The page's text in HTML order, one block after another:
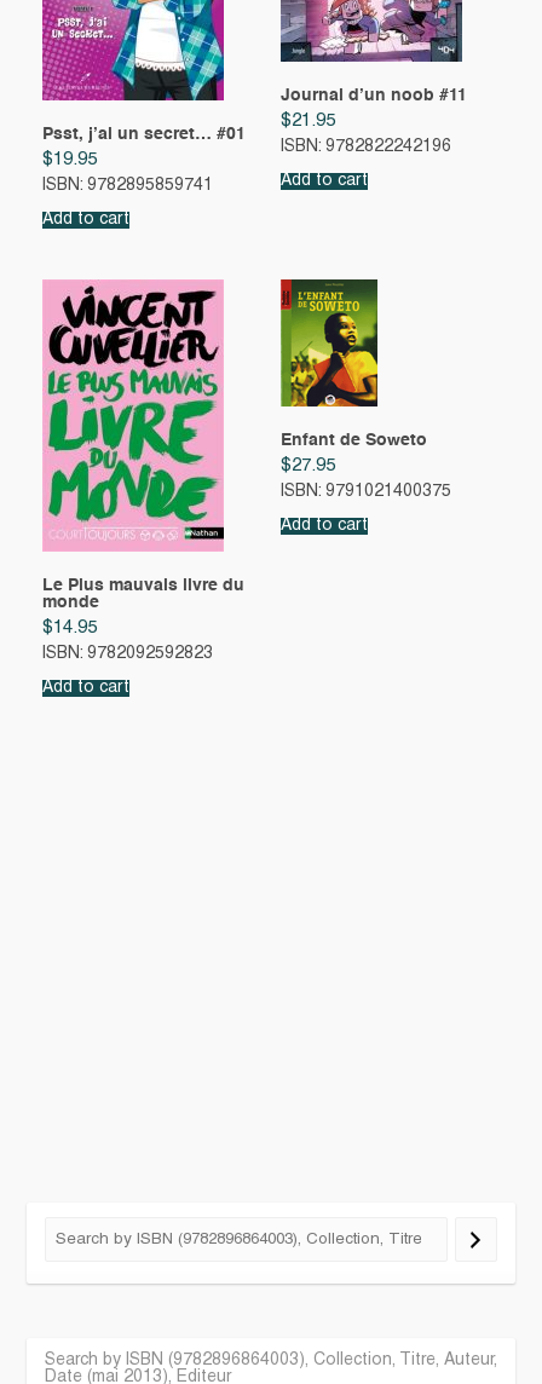
Psst, j’ai un secret… #01
$19.95
ISBN: 9782895859741
Add to cart
Journal d’un noob #11
$21.95
ISBN: 9782822242196
Add to cart
Le Plus mauvais livre du
monde
$14.95
ISBN: 9782092592823
Add to cart
Enfant de Soweto
$27.95
ISBN: 9791021400375
Add to cart
Search by ISBN (9782896864003), Collection, Titre, Auteur,
Date (mai 2013), Editeur